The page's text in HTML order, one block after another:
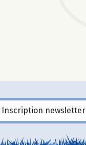
Inscription newsletter